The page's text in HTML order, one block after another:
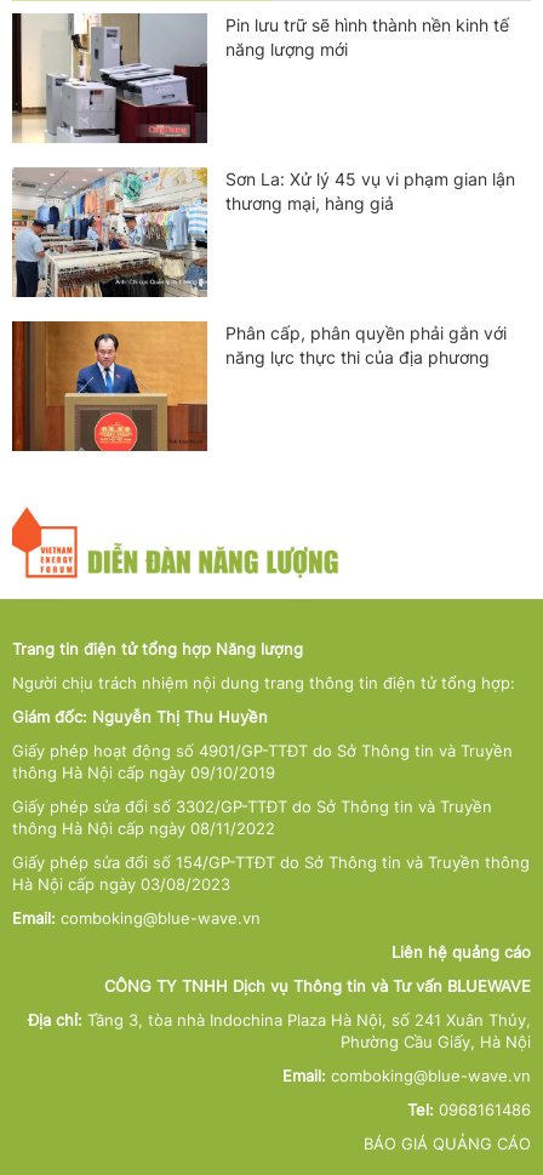
Pin lưu trữ sẽ hình thành nền kinh tế
năng lượng mới
Sơn La: Xử lý 45 vụ vi phạm gian lận
thương mại, hàng giả
Phân cấp, phân quyền phải gắn với
năng lực thực thi của địa phương
Trang tin điện tử tổng hợp Năng lượng
Người chịu trách nhiệm nội dung trang thông tin điện tử tổng hợp:
Giám đốc: Nguyễn Thị Thu Huyền
Giấy phép hoạt động số 4901/GP-TTĐT do Sở Thông tin và Truyền
thông Hà Nội cấp ngày 09/10/2019
Giấy phép sửa đổi số 3302/GP-TTĐT do Sở Thông tin và Truyền
thông Hà Nội cấp ngày 08/11/2022
Giấy phép sửa đổi số 154/GP-TTĐT do Sở Thông tin và Truyền thông
Hà Nội cấp ngày 03/08/2023
Email: comboking@blue-wave.vn
Liên hệ quảng cáo
CÔNG TY TNHH Dịch vụ Thông tin và Tư vấn BLUEWAVE
Địa chỉ: Tầng 3, tòa nhà Indochina Plaza Hà Nội, số 241 Xuân Thủy,
Phường Cầu Giấy, Hà Nội
Email: comboking@blue-wave.vn
Tel: 0968161486
BÁO GIÁ QUẢNG CÁO